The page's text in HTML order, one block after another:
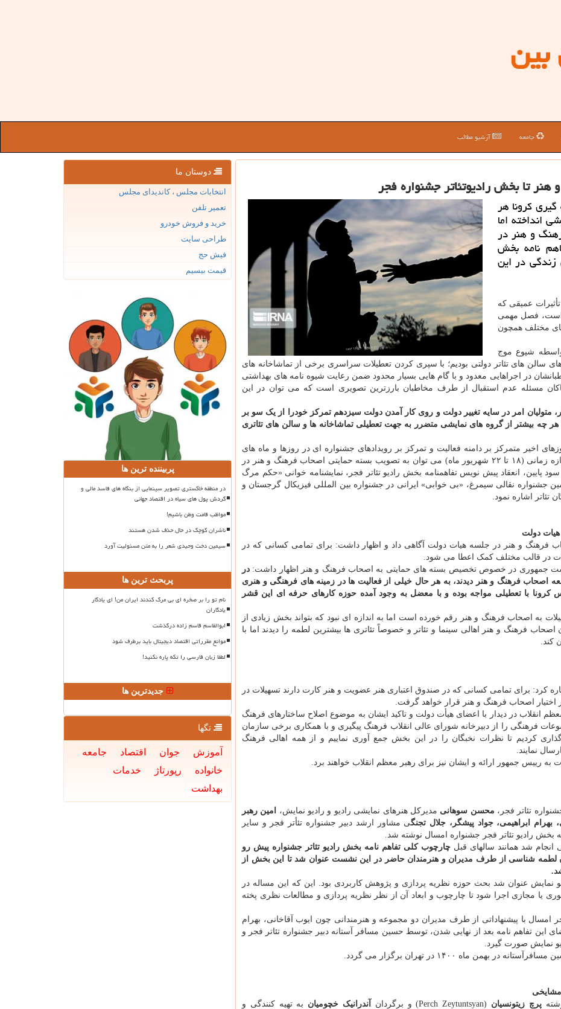
جامعه آرشیو مطالب
هنر تا بخش رادیوتئاتر جشنواره فجر
کرونا هر
انداخته اما
و هنر در
نامه بخش
زندگی در این
عمیقی که
است، فصل مهمی
های مختلف همچون
شیوع موج
شاهد تعطیلی تمام کارهای سالن های تئاتر دولتی بودیم؛ با سپری کردن تعطیلات سراسری برخی از تماشاخانه های
در اجراهایی معدود و با گام هایی بسیار محدود ضمن رعایت شیوه نامه های بهداشتی
مسئله عدم استقبال از طرف مخاطبان بارزترین تصویری است که می توان در این
متولیان امر در سایه تغییر دولت و روی کار آمدن دولت سیزدهم تمرکز خودرا از یک سو بر
چه بیشتر از گروه های نمایشی متضرر به جهت تعطیلی تماشاخانه ها و سالن های تئاتری
اخیر متمرکز بر دامنه فعالیت و تمرکز بر رویدادهای جشنواره ای در روزها و ماه های
آتی باشد. همچون با اهمیت ترین اخبار تئاتر در این بازه زمانی (۱۸ تا ۲۲ شهریور ماه) می توان به تصویب بسته حمایتی اصحاب فرهنگ و هنر در
سود پایین، انعقاد پیش نویس تفاهمنامه بخش رادیو تئاتر فجر، نمایشنامه خوانی «حکم مرگ
جشنواره نقالی سیمرغ، «بی خوابی» ایرانی در جشنواره بین المللی فیزیکال گرجستان و
تئاتر اشاره نمود.
دولت
فرهنگ و هنر در جلسه هیات دولت آگاهی داد و اظهار داشت: برای تمامی کسانی که در
در قالب مختلف کمک اعطا می شود.
جمهوری در خصوص تخصیص بسته های حمایتی به اصحاب فرهنگ و هنر اظهار داشت: در
اصحاب فرهنگ و هنر دیدند، به هر حال خیلی از فعالیت ها در زمینه های فرهنگی و هنری
با تعطیلی مواجه بوده و با معضل به وجود آمده حوزه کارهای حرفه ای این قشر
به اصحاب فرهنگ و هنر رقم خورده است اما به اندازه ای نبود که بتواند بخش زیادی از
فرهنگ و هنر اهالی سینما و تئاتر و خصوصاً تئاتری ها بیشترین لطمه را دیدند اما با
کند.
کرد: برای تمامی کسانی که در صندوق اعتباری هنر عضویت و هنر کارت دارند تسهیلات در
اختیار اصحاب فرهنگ و هنر قرار خواهد گرفت.
انقلاب در دیدار با اعضای هیأت دولت و تاکید ایشان به موضوع اصلاح ساختارهای فرهنگ
فرهنگی را از دبیرخانه شورای عالی انقلاب فرهنگ پیگیری و با همکاری برخی سازمان
کردیم تا نظرات نخبگان را در این بخش جمع آوری نماییم و از همه اهالی فرهنگ
نمایند.
به رییس جمهور ارائه و ایشان نیز برای رهبر معظم انقلاب خواهند برد.
تئاتر فجر، محسن سوهانی مدیرکل هنرهای نمایشی رادیو و رادیو نمایش،
امین رهبر
بهرام ابراهیمی، جواد پیشگر، جلال تجنگی مشاور ارشد دبیر جشنواره تئأتر فجر و سایر
بخش رادیو تئاتر فجر جشنواره امسال نوشته شد.
شد همانند سالهای قبل چارچوب کلی تفاهم نامه بخش رادیو تئاتر جشنواره پیش رو
لطمه شناسی از طرف مدیران و هنرمندان حاضر در این نشست عنوان شد تا این بخش از
نمایش عنوان شد بحث حوزه نظریه پردازی و پژوهش کاربردی بود. این که این مساله در
مجازی اجرا شود تا چارچوب و ابعاد آن از نظر نظریه پردازی و مطالعات نظری پخته
امسال با پیشنهاداتی از طرف مدیران دو مجموعه و هنرمندانی چون ایوب آقاخانی، بهرام
این تفاهم نامه بعد از نهایی شدن، توسط حسین مسافر آستانه دبیر جشنواره تئاتر فجر و
نمایش صورت گیرد.
ماه ۱۴۰۰ در تهران برگزار می گردد.
پرچ زیتونسیان (Perch Zeytuntsyan) و برگردان آندرانیک خچومیان به تهیه کنندگی و
دوستان ما
انتخابات مجلس ، کاندیدای مجلس
تعمیر تلفن
خرید و فروش خودرو
طراحی سایت
فیش حج
قیمت بیسیم
پربیننده ترین ها
در منطقه خاکستری تصویر سینمایی از بنگاه های فاسد مالی و
گردش پول های سیاه در اقتصاد جهانی
مواظب قامت وطن باشیم!
ناشران کوچک در حال حذف شدن هستند
سیمین دخت وحیدی شعر را به متن مسئولیت آورد
پربحث ترین ها
نام تو را بر صخره ای بی مرگ کندند ایران من! ای یادگار
یادگاران
ابوالقاسم قاسم زاده درگذشت
موانع مقرراتی اقتصاد دیجیتال باید برطرف شود
لطفا زبان فارسی را تکه پاره نکنید!
جدیدترین ها
تگها
آموزش جوان اقتصاد
جامعه
خانواده
رپورتاژ
خدمات
بهداشت